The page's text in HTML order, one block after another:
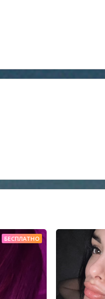
БЕСПЛАТНО